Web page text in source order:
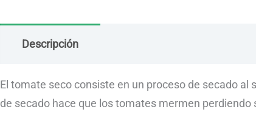
Descripción
El tomate seco consiste en un proceso de secado
de secado hace que los tomates mermen